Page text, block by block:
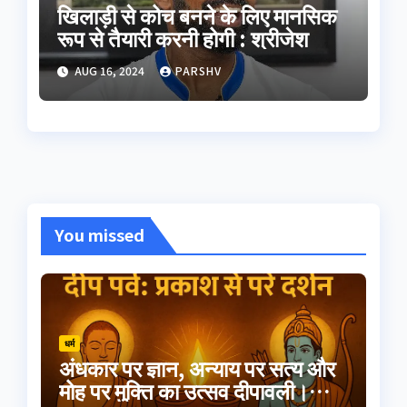
खिलाड़ी से कोच बनने के लिए मानसिक
रूप से तैयारी करनी होगी : श्रीजेश
AUG 16, 2024 PARSHV
You missed
धर्म
अंधकार पर ज्ञान, अन्याय पर सत्य और
मोह पर मुक्ति का उत्सव दीपावली।